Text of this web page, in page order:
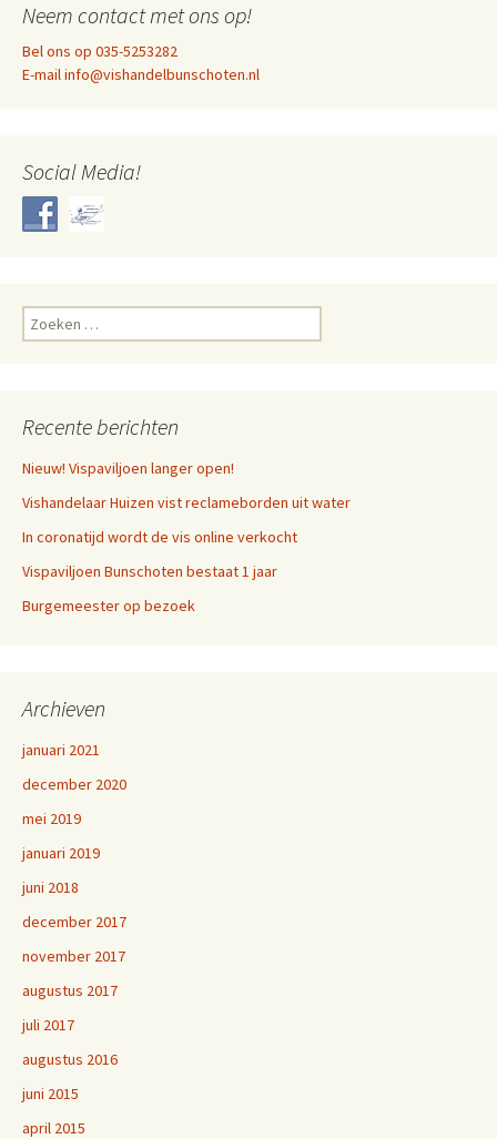
Neem contact met ons op!
Bel ons op 035-5253282
E-mail info@vishandelbunschoten.nl
Social Media!
Zoeken
naar:
Recente berichten
Nieuw! Vispaviljoen langer open!
Vishandelaar Huizen vist reclameborden uit water
In coronatijd wordt de vis online verkocht
Vispaviljoen Bunschoten bestaat 1 jaar
Burgemeester op bezoek
Archieven
januari 2021
december 2020
mei 2019
januari 2019
juni 2018
december 2017
november 2017
augustus 2017
juli 2017
augustus 2016
juni 2015
april 2015